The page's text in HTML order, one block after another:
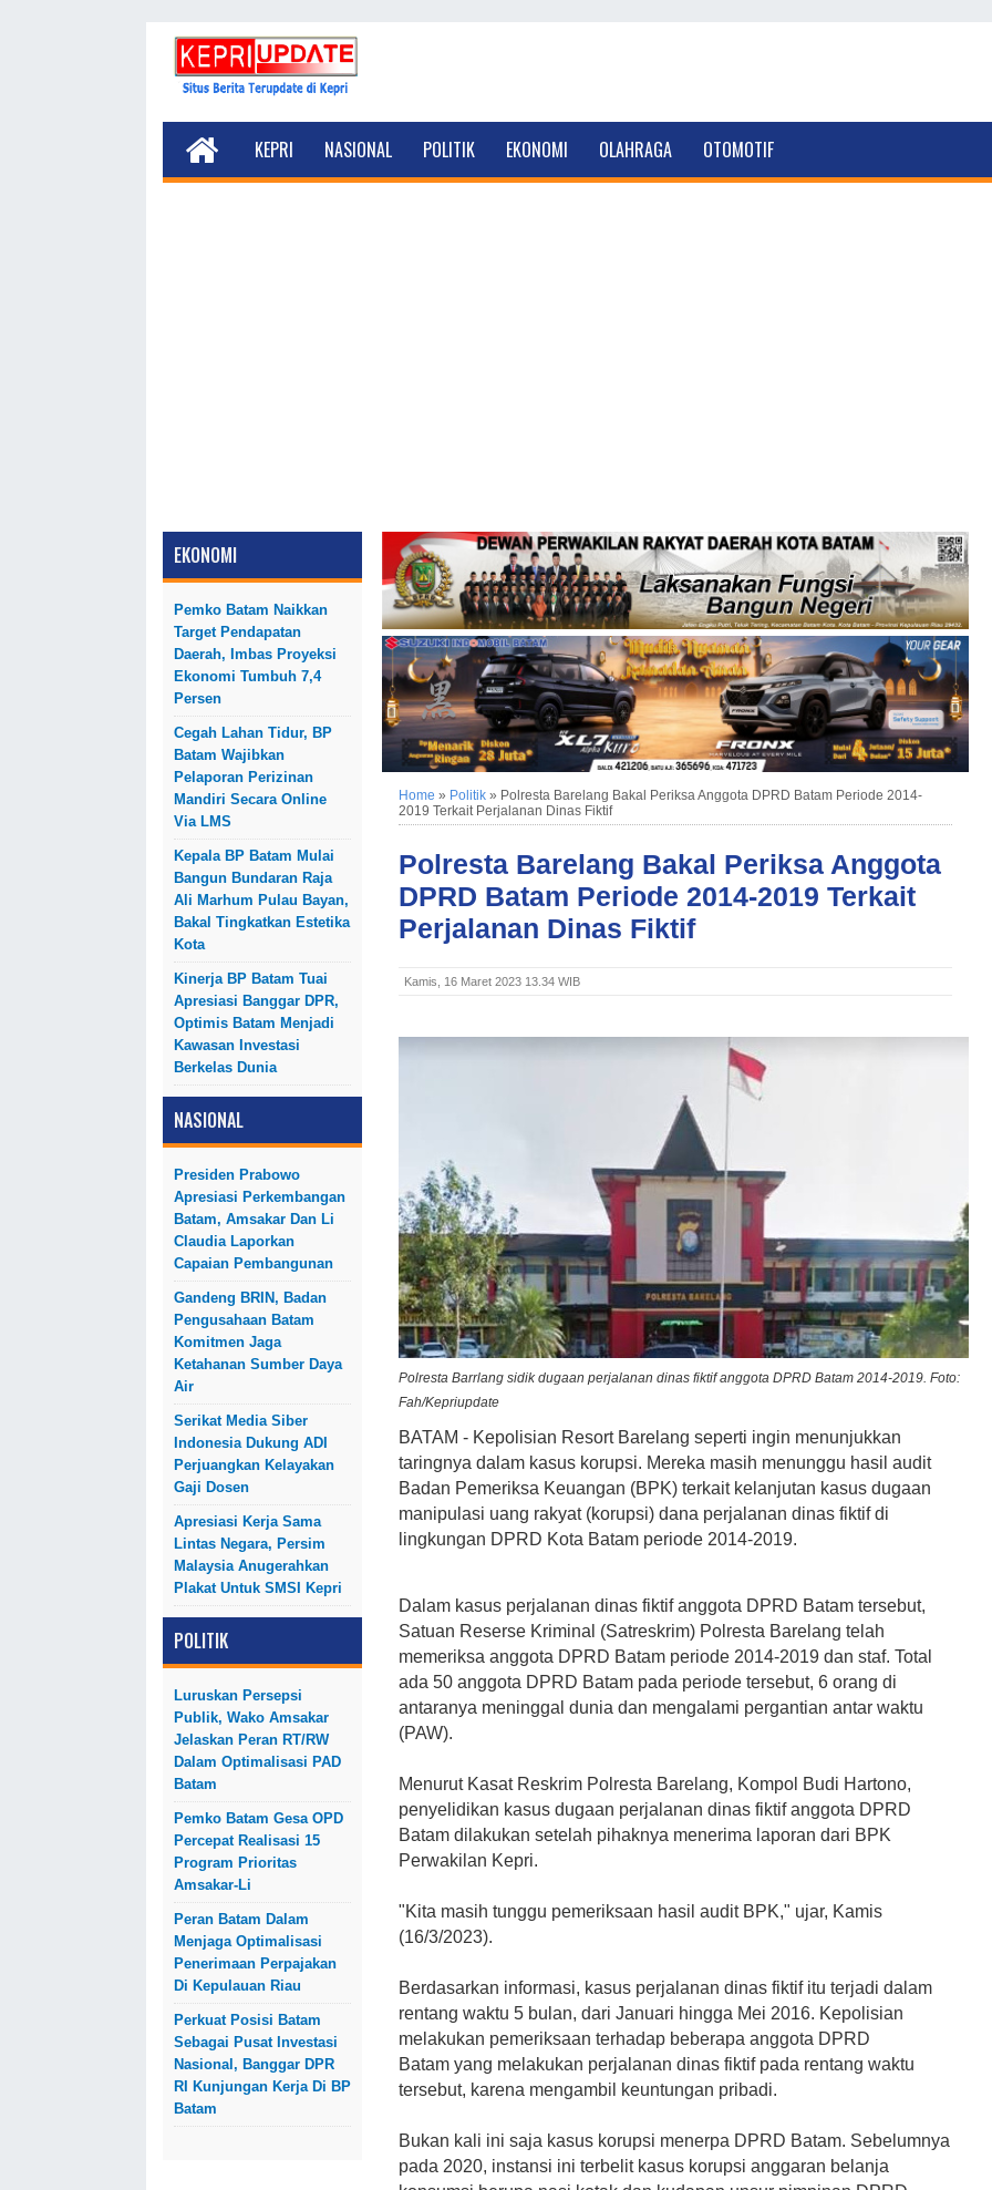
KEPRI NASIONAL POLITIK EKONOMI OLAHRAGA OTOMOTIF
EKONOMI
Pemko Batam Naikkan
Target Pendapatan
Daerah, Imbas Proyeksi
Ekonomi Tumbuh 7,4
Persen
Cegah Lahan Tidur, BP
Batam Wajibkan
Pelaporan Perizinan
Mandiri Secara Online
Via LMS
Kepala BP Batam Mulai
Bangun Bundaran Raja
Ali Marhum Pulau Bayan,
Bakal Tingkatkan Estetika
Kota
Kinerja BP Batam Tuai
Apresiasi Banggar DPR,
Optimis Batam Menjadi
Kawasan Investasi
Berkelas Dunia
NASIONAL
Presiden Prabowo
Apresiasi Perkembangan
Batam, Amsakar Dan Li
Claudia Laporkan
Capaian Pembangunan
Gandeng BRIN, Badan
Pengusahaan Batam
Komitmen Jaga
Ketahanan Sumber Daya
Air
Serikat Media Siber
Indonesia Dukung ADI
Perjuangkan Kelayakan
Gaji Dosen
Apresiasi Kerja Sama
Lintas Negara, Persim
Malaysia Anugerahkan
Plakat Untuk SMSI Kepri
POLITIK
Luruskan Persepsi
Publik, Wako Amsakar
Jelaskan Peran RT/RW
Dalam Optimalisasi PAD
Batam
Pemko Batam Gesa OPD
Percepat Realisasi 15
Program Prioritas
Amsakar-Li
Peran Batam Dalam
Menjaga Optimalisasi
Penerimaan Perpajakan
Di Kepulauan Riau
Perkuat Posisi Batam
Sebagai Pusat Investasi
Nasional, Banggar DPR
RI Kunjungan Kerja Di BP
Batam
Home » Politik » Polresta Barelang Bakal Periksa Anggota DPRD Batam Periode 2014-
2019 Terkait Perjalanan Dinas Fiktif
Polresta Barelang Bakal Periksa Anggota
DPRD Batam Periode 2014-2019 Terkait
Perjalanan Dinas Fiktif
Kamis, 16 Maret 2023 13.34 WIB
Polresta Barrlang sidik dugaan perjalanan dinas fiktif anggota DPRD Batam 2014-2019. Foto:
Fah/Kepriupdate
BATAM - Kepolisian Resort Barelang seperti ingin menunjukkan
taringnya dalam kasus korupsi. Mereka masih menunggu hasil audit
Badan Pemeriksa Keuangan (BPK) terkait kelanjutan kasus dugaan
manipulasi uang rakyat (korupsi) dana perjalanan dinas fiktif di
lingkungan DPRD Kota Batam periode 2014-2019.
Dalam kasus perjalanan dinas fiktif anggota DPRD Batam tersebut,
Satuan Reserse Kriminal (Satreskrim) Polresta Barelang telah
memeriksa anggota DPRD Batam periode 2014-2019 dan staf. Total
ada 50 anggota DPRD Batam pada periode tersebut, 6 orang di
antaranya meninggal dunia dan mengalami pergantian antar waktu
(PAW).
Menurut Kasat Reskrim Polresta Barelang, Kompol Budi Hartono,
penyelidikan kasus dugaan perjalanan dinas fiktif anggota DPRD
Batam dilakukan setelah pihaknya menerima laporan dari BPK
Perwakilan Kepri.
"Kita masih tunggu pemeriksaan hasil audit BPK," ujar, Kamis
(16/3/2023).
Berdasarkan informasi, kasus perjalanan dinas fiktif itu terjadi dalam
rentang waktu 5 bulan, dari Januari hingga Mei 2016. Kepolisian
melakukan pemeriksaan terhadap beberapa anggota DPRD
Batam yang melakukan perjalanan dinas fiktif pada rentang waktu
tersebut, karena mengambil keuntungan pribadi.
Bukan kali ini saja kasus korupsi menerpa DPRD Batam. Sebelumnya
pada 2020, instansi ini terbelit kasus korupsi anggaran belanja